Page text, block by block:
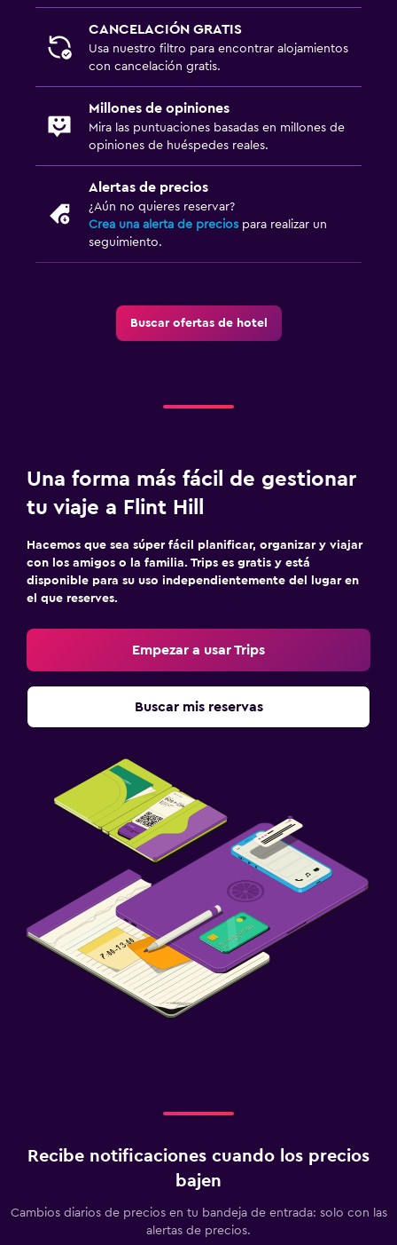
CANCELACIÓN GRATIS
Usa nuestro filtro para encontrar alojamientos
con cancelación gratis.
Millones de opiniones
Mira las puntuaciones basadas en millones de
opiniones de huéspedes reales.
Alertas de precios
¿Aún no quieres reservar?
Crea una alerta de precios para realizar un
seguimiento.
Buscar ofertas de hotel
Una forma más fácil de gestionar
tu viaje a Flint Hill
Hacemos que sea súper fácil planificar, organizar y viajar
con los amigos o la familia. Trips es gratis y está
disponible para su uso independientemente del lugar en
el que reserves.
Empezar a usar Trips
Buscar mis reservas
Recibe notificaciones cuando los precios
bajen
Cambios diarios de precios en tu bandeja de entrada: solo con las
alertas de precios.